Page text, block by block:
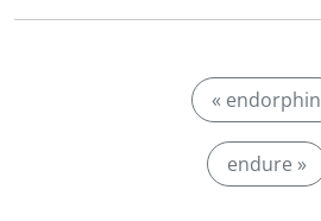
« endorphin
endure »